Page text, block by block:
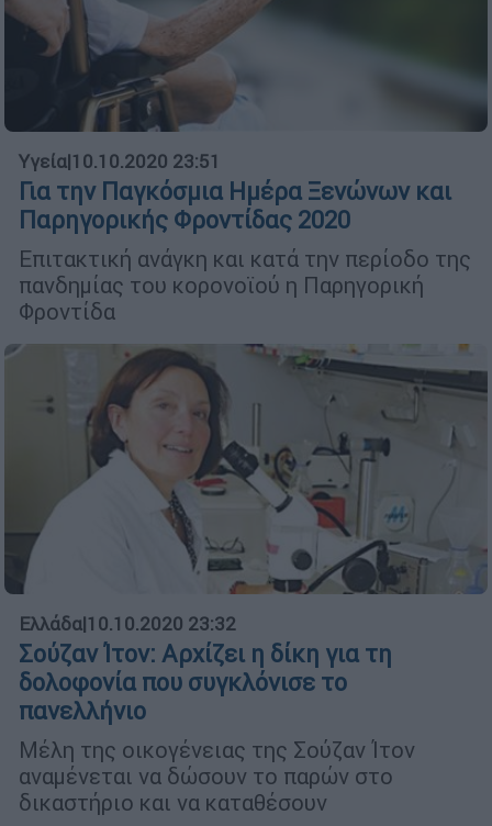
Υγεία|10.10.2020 23:51
Για την Παγκόσμια Ημέρα Ξενώνων και
Παρηγορικής Φροντίδας 2020
Επιτακτική ανάγκη και κατά την περίοδο της
πανδημίας του κορονοϊού η Παρηγορική
Φροντίδα
Ελλάδα|10.10.2020 23:32
Σούζαν Ίτον: Αρχίζει η δίκη για τη
δολοφονία που συγκλόνισε το
πανελλήνιο
Μέλη της οικογένειας της Σούζαν Ίτον
αναμένεται να δώσουν το παρών στο
δικαστήριο και να καταθέσουν